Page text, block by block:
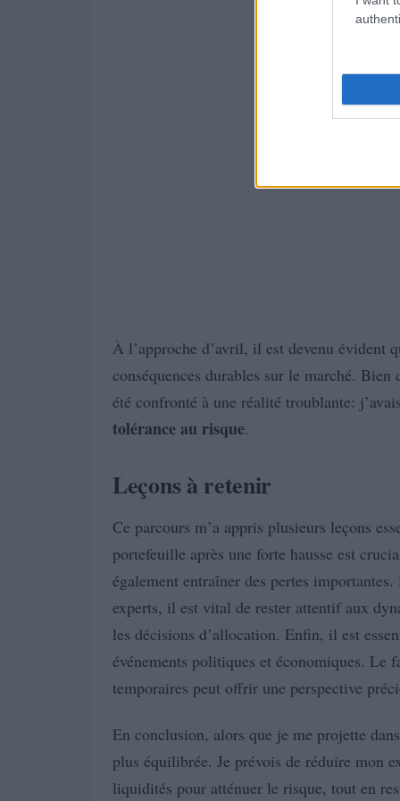
À l’approche d’avril, il est devenu évident
conséquences durables sur le marché.
été confronté à une réalité troublante:
tolérance au risque.
Leçons à retenir
Ce parcours m’a appris plusieurs leçons
portefeuille après une forte hausse est
également entraîner des pertes
experts, il est vital de rester attentif aux
les décisions d’allocation. Enfin, il est
événements politiques et économiques. Le
temporaires peut offrir une perspective
En conclusion, alors que je me projette
plus équilibrée. Je prévois de réduire mon
liquidités pour atténuer le risque, tout en